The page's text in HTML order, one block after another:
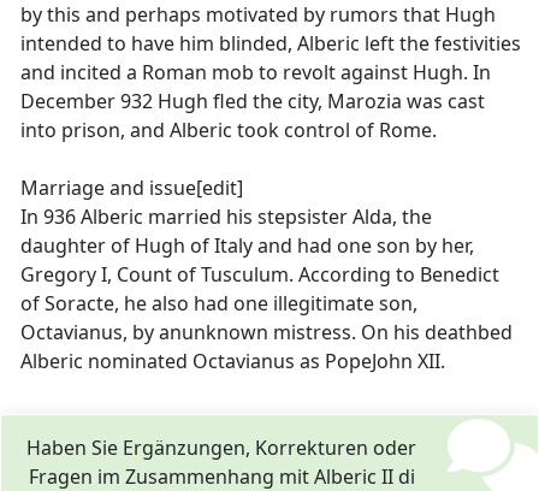
by this and perhaps motivated by rumors that Hugh
intended to have him blinded, Alberic left the festivities
and incited a Roman mob to revolt against Hugh. In
December 932 Hugh fled the city, Marozia was cast
into prison, and Alberic took control of Rome.
Marriage and issue[edit]
In 936 Alberic married his stepsister Alda, the
daughter of Hugh of Italy and had one son by her,
Gregory I, Count of Tusculum. According to Benedict
of Soracte, he also had one illegitimate son,
Octavianus, by anunknown mistress. On his deathbed
Alberic nominated Octavianus as PopeJohn XII.
Haben Sie Ergänzungen, Korrekturen oder
Fragen im Zusammenhang mit Alberic II di